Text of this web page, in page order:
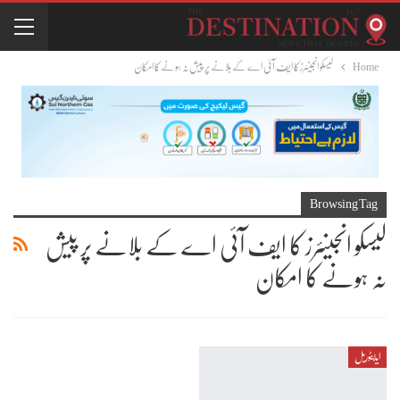
Home لیسکو انجینئرز کا ایف آئی اے کے بلانے پر پیش نہ ہونے کا امکان
Browsing Tag
لیسکو انجینئرز کا ایف آئی اے کے بلانے پر پیش
نہ ہونے کا امکان
ایڈیٹوریل